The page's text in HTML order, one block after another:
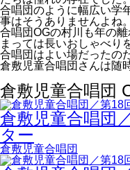
合唱団のように幅広い学
事はそうありませんよね。
合唱団OGの村川も年の
まっては長いおしゃべり
合唱団はよい場だったの
倉敷児童合唱団さんは随
倉敷児童合唱団
倉敷児童合唱団
ター
倉敷児童合唱団